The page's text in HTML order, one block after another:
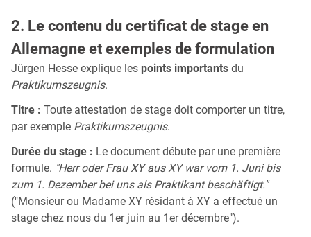
2. Le contenu du certificat de stage en
Allemagne et exemples de formulation
Jürgen Hesse explique les points importants du
Praktikumszeugnis.
Titre : Toute attestation de stage doit comporter un titre,
par exemple Praktikumszeugnis.
Durée du stage : Le document débute par une première
formule. "Herr oder Frau XY aus XY war vom 1. Juni bis
zum 1. Dezember bei uns als Praktikant beschäftigt."
("Monsieur ou Madame XY résidant à XY a effectué un
stage chez nous du 1er juin au 1er décembre").